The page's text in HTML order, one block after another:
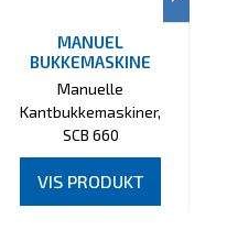
MANUEL
BUKKEMASKINE
Manuelle
Kantbukkemaskiner,
SCB 660
VIS PRODUKT